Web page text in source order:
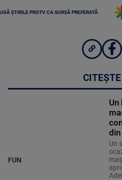
ȘTIRILE PROTV CA SURSĂ PREFERATĂ
FUN
Un
din
Un